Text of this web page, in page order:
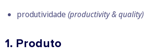
produtividade (productivity & quality)
1. Produto